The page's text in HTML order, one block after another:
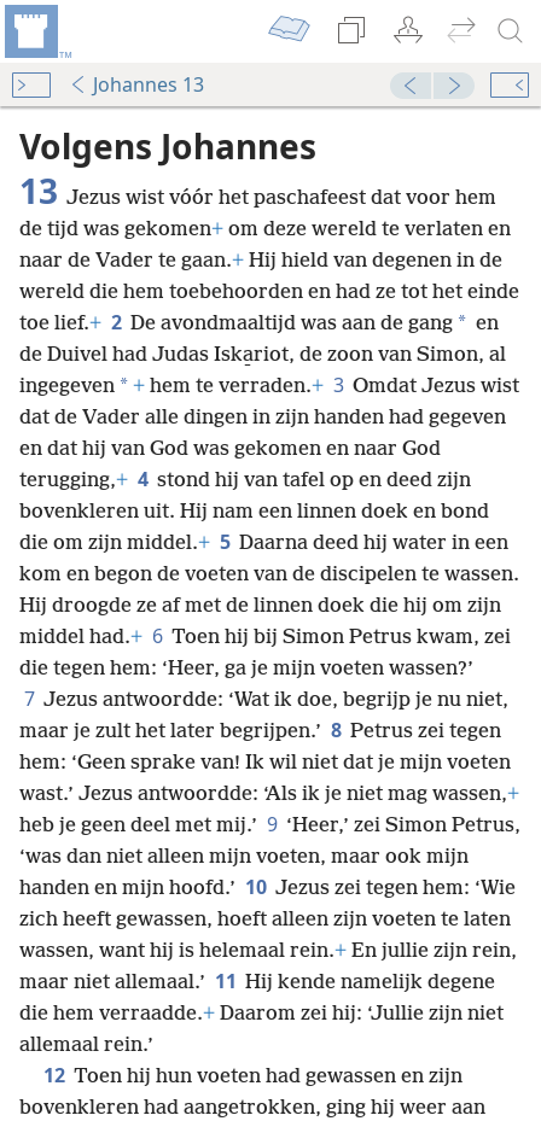
Johannes 13
Volgens Johannes
13 Jezus wist vóór het paschafeest dat voor hem
de tijd was gekomen+ om deze wereld te verlaten en
naar de Vader te gaan.+ Hij hield van degenen in de
wereld die hem toebehoorden en had ze tot het einde
toe lief.+ 2 De avondmaaltijd was aan de gang * en
de Duivel had Judas Iska̱riot, de zoon van Simon, al
ingegeven * + hem te verraden.+ 3 Omdat Jezus wist
dat de Vader alle dingen in zijn handen had gegeven
en dat hij van God was gekomen en naar God
terugging,+ 4 stond hij van tafel op en deed zijn
bovenkleren uit. Hij nam een linnen doek en bond
die om zijn middel.+ 5 Daarna deed hij water in een
kom en begon de voeten van de discipelen te wassen.
Hij droogde ze af met de linnen doek die hij om zijn
middel had.+ 6 Toen hij bij Simon Petrus kwam, zei
die tegen hem: ‘Heer, ga je mijn voeten wassen?’
7 Jezus antwoordde: ‘Wat ik doe, begrijp je nu niet,
maar je zult het later begrijpen.’ 8 Petrus zei tegen
hem: ‘Geen sprake van! Ik wil niet dat je mijn voeten
wast.’ Jezus antwoordde: ‘Als ik je niet mag wassen,+
heb je geen deel met mij.’ 9 ‘Heer,’ zei Simon Petrus,
‘was dan niet alleen mijn voeten, maar ook mijn
handen en mijn hoofd.’ 10 Jezus zei tegen hem: ‘Wie
zich heeft gewassen, hoeft alleen zijn voeten te laten
wassen, want hij is helemaal rein.+ En jullie zijn rein,
maar niet allemaal.’ 11 Hij kende namelijk degene
die hem verraadde.+ Daarom zei hij: ‘Jullie zijn niet
allemaal rein.’
12 Toen hij hun voeten had gewassen en zijn
bovenkleren had aangetrokken, ging hij weer aan